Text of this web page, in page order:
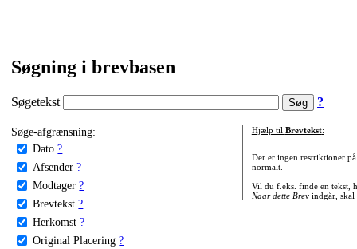
Søgning i brevbasen
Søgetekst ?
Søge-afgrænsning:
Dato ?
Afsender ?
Modtager ?
Brevtekst ?
Herkomst ?
Original Placering ?
Hjælp til Brevtekst:
Der er ingen restriktioner
normalt.
Vil du f.eks. finde en tekst,
Naar dette Brevindgår, skal